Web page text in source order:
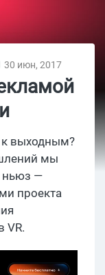
30 июн, 2017
к выходным?
мы
ньюз —
проекта
VR.